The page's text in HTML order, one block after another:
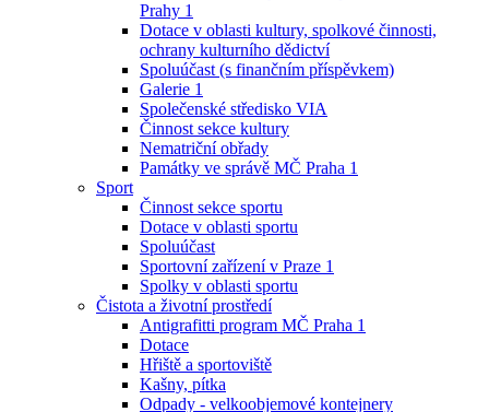
Prahy 1
Dotace v oblasti kultury, spolkové činnosti,
ochrany kulturního dědictví
Spoluúčast (s finančním příspěvkem)
Galerie 1
Společenské středisko VIA
Činnost sekce kultury
Nematriční obřady
Památky ve správě MČ Praha 1
Sport
Činnost sekce sportu
Dotace v oblasti sportu
Spoluúčast
Sportovní zařízení v Praze 1
Spolky v oblasti sportu
Čistota a životní prostředí
Antigrafitti program MČ Praha 1
Dotace
Hřiště a sportoviště
Kašny, pítka
Odpady - velkoobjemové kontejnery